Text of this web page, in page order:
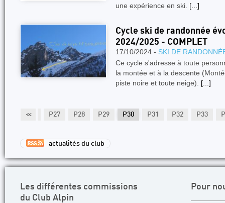
une expérience en ski. [...]
Cycle ski de randonnée
2024/2025 - COMPLET
17/10/2024 - SKI DE
Ce cycle s'adresse à toute
la montée et à la descente
piste noire et toute neige). [...]
<<
P26 P27 P28 P29 P30 P31 P32 P33
actualités du club
Les différentes commissions
du Club Alpin
Pour